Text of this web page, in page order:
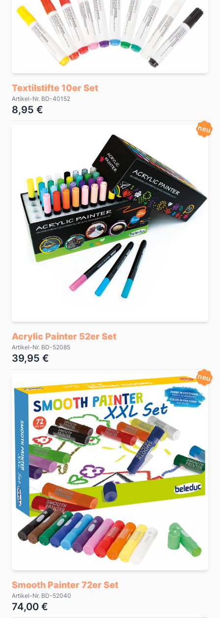
Textilstifte 10er Set
Artikel-Nr. BD-40152
8,95 €
neu
Acrylic Painter 52er Set
Artikel-Nr. BD-52085
39,95 €
neu
Smooth Painter 72er Set
Artikel-Nr. BD-52040
74,00 €